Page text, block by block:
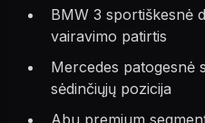
BMW 3 sportiškesnė
vairavimo patirtis
Mercedes patogesnė
sėdinčiųjų pozicija
Abu premium